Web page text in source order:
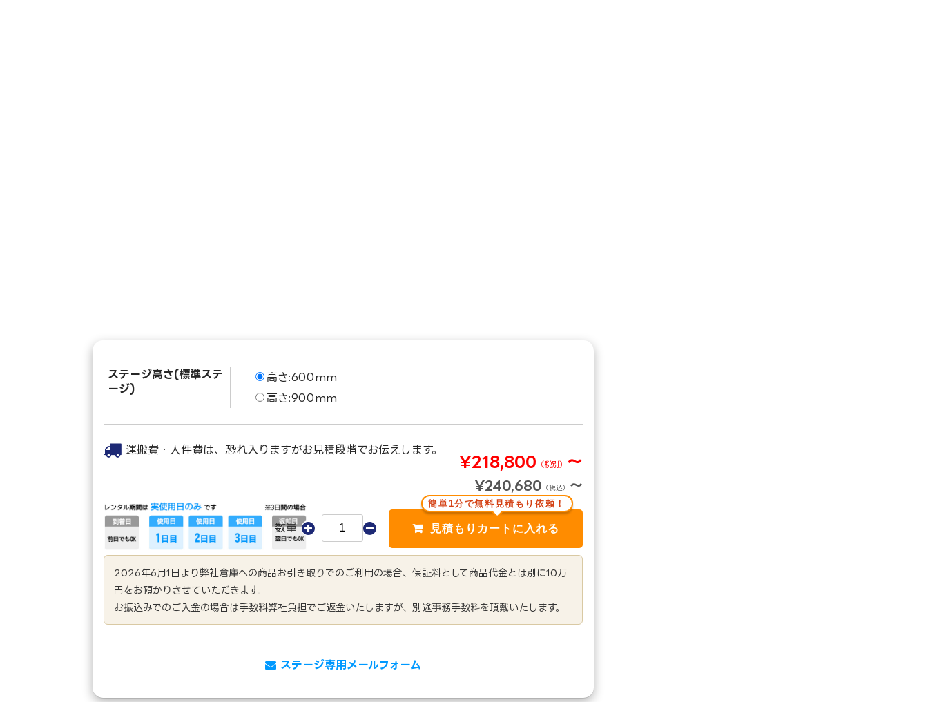
ステージ高さ(標準ステ
ージ)
高さ:600mm
高さ:900mm
運搬費・人件費は、恐れ入りますがお見積段階でお伝えします。
¥218,800 （税別） ～
¥240,680 （税込） ～
数量
簡単1分で無料見積もり依頼！
2026年6月1日より弊社倉庫への商品お引き取りでのご利用の場合、保証料として商品代金とは別に10万
円をお預かりさせていただきます。
お振込みでのご入金の場合は手数料弊社負担でご返金いたしますが、別途事務手数料を頂戴いたします。
ステージ専用メールフォーム